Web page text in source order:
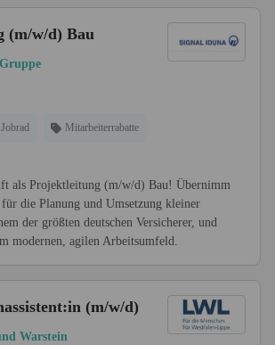
(m/w/d) Bau
Jobrad Mitarbeiterrabatte
als Projektleitung (m/w/d) Bau! Übernimm
die Planung und Umsetzung kleiner
der größten deutschen Versicherer, und
modernen, agilen Arbeitsumfeld.
(m/w/d)
Warstein